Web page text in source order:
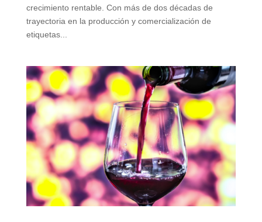
crecimiento rentable. Con más de dos décadas de
trayectoria en la producción y comercialización de
etiquetas...